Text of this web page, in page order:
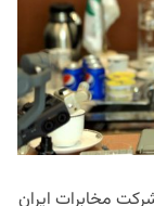
مخابرات ایران